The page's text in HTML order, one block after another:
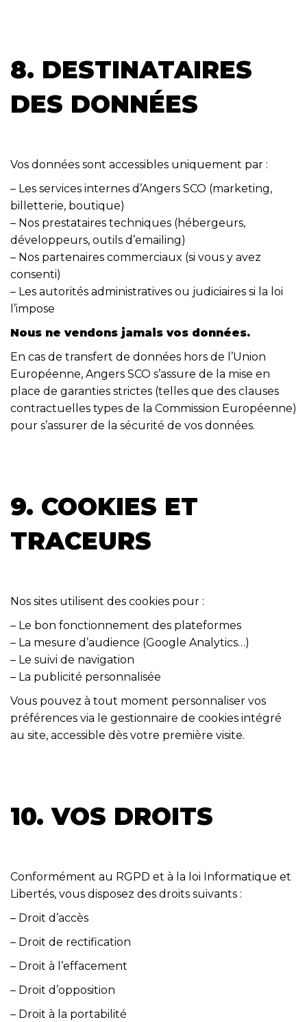
8. DESTINATAIRES
DES DONNÉES
Vos données sont accessibles uniquement par :
– Les services internes d’Angers SCO (marketing,
billetterie, boutique)
– Nos prestataires techniques (hébergeurs,
développeurs, outils d’emailing)
– Nos partenaires commerciaux (si vous y avez
consenti)
– Les autorités administratives ou judiciaires si la loi
l’impose
Nous ne vendons jamais vos données.
En cas de transfert de données hors de l’Union
Européenne, Angers SCO s’assure de la mise en
place de garanties strictes (telles que des clauses
contractuelles types de la Commission Européenne)
pour s’assurer de la sécurité de vos données.
9. COOKIES ET
TRACEURS
Nos sites utilisent des cookies pour :
– Le bon fonctionnement des plateformes
– La mesure d’audience (Google Analytics…)
– Le suivi de navigation
– La publicité personnalisée
Vous pouvez à tout moment personnaliser vos
préférences via le gestionnaire de cookies intégré
au site, accessible dès votre première visite.
10. VOS DROITS
Conformément au RGPD et à la loi Informatique et
Libertés, vous disposez des droits suivants :
– Droit d’accès
– Droit de rectification
– Droit à l’effacement
– Droit d’opposition
– Droit à la portabilité